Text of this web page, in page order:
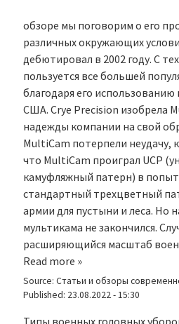
обзоре мы поговорим о его
различных окружающих
дебютировал в 2002 году. С
пользуется все большей
благодаря его
США. Crye Precision изобрела
надежды компании на свой
MultiCam потерпели неудачу,
что MultiCam проиграл UCP
камуфляжный патерн) в
стандартный трехцветный
армии для пустыни и леса. Но
мультикама не закончился.
расширяющийся масштаб
Read more »
Source: Статьи и обзоры
Published: 23.08.2022 - 15:30
Типы военных головных